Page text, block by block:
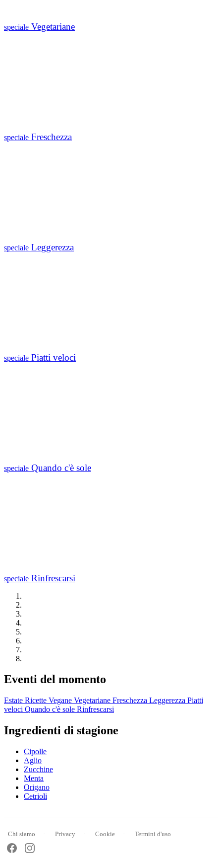
speciale Vegetariane
speciale Freschezza
speciale Leggerezza
speciale Piatti veloci
speciale Quando c'è sole
speciale Rinfrescarsi
Eventi del momento
Estate Ricette Vegane Vegetariane Freschezza Leggerezza Piatti
veloci Quando c'è sole Rinfrescarsi
Ingredienti di stagione
Cipolle
Aglio
Zucchine
Menta
Origano
Cetrioli
Chi siamo Privacy Cookie Termini d'uso